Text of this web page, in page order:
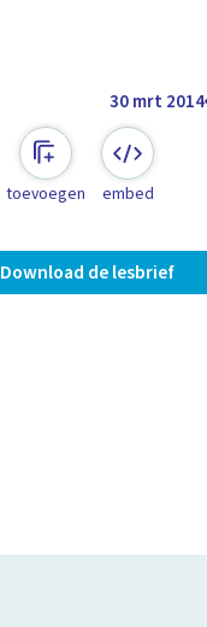
30 mrt 2014
toevoegen embed
Download de lesbrief